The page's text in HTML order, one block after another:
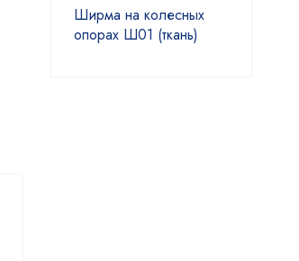
Ширма на колесных
опорах Ш01 (ткань)